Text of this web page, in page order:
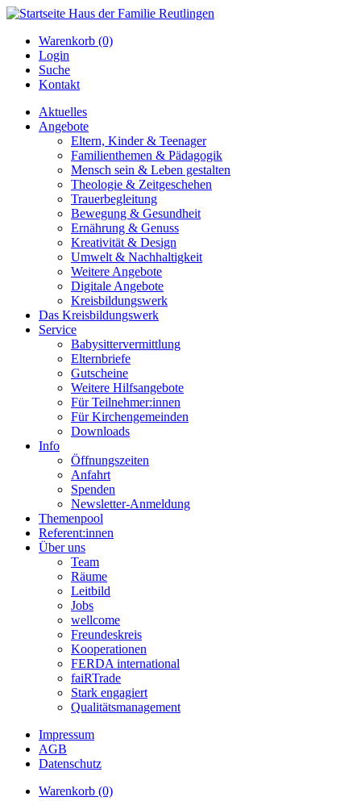
Warenkorb (0)
Login
Suche
Kontakt
Aktuelles
Angebote
Eltern, Kinder & Teenager
Familienthemen & Pädagogik
Mensch sein & Leben gestalten
Theologie & Zeitgeschehen
Trauerbegleitung
Bewegung & Gesundheit
Ernährung & Genuss
Kreativität & Design
Umwelt & Nachhaltigkeit
Weitere Angebote
Digitale Angebote
Kreisbildungswerk
Das Kreisbildungswerk
Service
Babysittervermittlung
Elternbriefe
Gutscheine
Weitere Hilfsangebote
Für Teilnehmer:innen
Für Kirchengemeinden
Downloads
Info
Öffnungszeiten
Anfahrt
Spenden
Newsletter-Anmeldung
Themenpool
Referent:innen
Über uns
Team
Räume
Leitbild
Jobs
wellcome
Freundeskreis
Kooperationen
FERDA international
faiRTrade
Stark engagiert
Qualitätsmanagement
Impressum
AGB
Datenschutz
Warenkorb (0)